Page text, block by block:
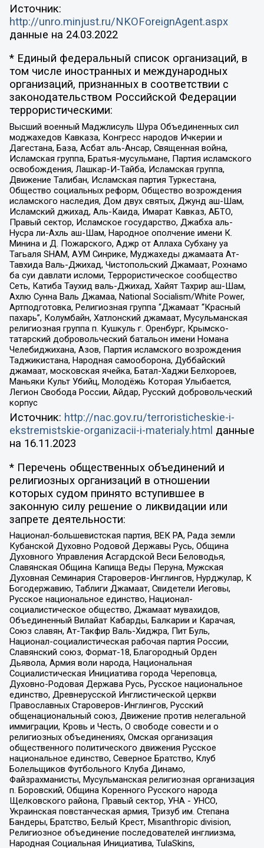
Источник:
http://unro.minjust.ru/NKOForeignAgent.aspx
данные на 24.03.2022
* Единый федеральный список организаций, в
том числе иностранных и международных
организаций, признанных в соответствии с
законодательством Российской Федерации
террористическими:
Высший военный Маджлисуль Шура Объединенных сил
моджахедов Кавказа, Конгресс народов Ичкерии и
Дагестана, База, Асбат аль-Ансар, Священная война,
Исламская группа, Братья-мусульмане, Партия исламского
освобождения, Лашкар-И-Тайба, Исламская группа,
Движение Талибан, Исламская партия Туркестана,
Общество социальных реформ, Общество возрождения
исламского наследия, Дом двух святых, Джунд аш-Шам,
Исламский джихад, Аль-Каида, Имарат Кавказ, АБТО,
Правый сектор, Исламское государство, Джабха аль-
Нусра ли-Ахль аш-Шам, Народное ополчение имени К.
Минина и Д. Пожарского, Аджр от Аллаха Субхану уа
Тагьаля SHAM, АУМ Синрике, Муджахеды джамаата Ат-
Тавхида Валь-Джихад, Чистопольский Джамаат, Рохнамо
ба суи давлати исломи, Террористическое сообщество
Сеть, Катиба Таухид валь-Джихад, Хайят Тахрир аш-Шам,
Ахлю Сунна Валь Джамаа, National Socialism/White Power,
Артподготовка, Религиозная группа “Джамаат “Красный
пахарь”, Колумбайн, Хатлонский джамаат, Мусульманская
религиозная группа п. Кушкуль г. Оренбург, Крымско-
татарский добровольческий батальон имени Номана
Челебиджихана, Азов, Партия исламского возрождения
Таджикистана, Народная самооборона, Дуббайский
джамаат, московская ячейка, Батал-Хаджи Белхороев,
Маньяки Культ Убийц, Молодёжь Которая Улыбается,
Легион Свобода России, Айдар, Русский добровольческий
корпус
Источник: http://nac.gov.ru/terroristicheskie-i-
ekstremistskie-organizacii-i-materialy.html данные
на 16.11.2023
* Перечень общественных объединений и
религиозных организаций в отношении
которых судом принято вступившее в
законную силу решение о ликвидации или
запрете деятельности:
Национал-большевистская партия, ВЕК РА, Рада земли
Кубанской Духовно Родовой Державы Русь, Община
Духовного Управления Асгардской Веси Беловодья,
Славянская Община Капища Веды Перуна, Мужская
Духовная Семинария Староверов-Инглингов, Нурджулар, К
Богодержавию, Таблиги Джамаат, Свидетели Иеговы,
Русское национальное единство, Национал-
социалистическое общество, Джамаат мувахидов,
Объединенный Вилайат Кабарды, Балкарии и Карачая,
Союз славян, Ат-Такфир Валь-Хиджра, Пит Буль,
Национал-социалистическая рабочая партия России,
Славянский союз, Формат-18, Благородный Орден
Дьявола, Армия воли народа, Национальная
Социалистическая Инициатива города Череповца,
Духовно-Родовая Держава Русь, Русское национальное
единство, Древнерусской Инглистической церкви
Православных Староверов-Инглингов, Русский
общенациональный союз, Движение против нелегальной
иммиграции, Кровь и Честь, О свободе совести и о
религиозных объединениях, Омская организация
общественного политического движения Русское
национальное единство, Северное Братство, Клуб
Болельщиков Футбольного Клуба Динамо,
Файзрахманисты, Мусульманская религиозная организация
п. Боровский, Община Коренного Русского народа
Щелковского района, Правый сектор, УНА - УНСО,
Украинская повстанческая армия, Тризуб им. Степана
Бандеры, Братство, Белый Крест, Misanthropic division,
Религиозное объединение последователей инглиизма,
Народная Социальная Инициатива, TulaSkins,